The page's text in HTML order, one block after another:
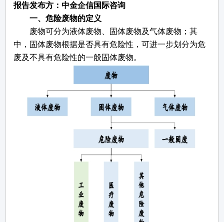
报告发布方：中金企信国际咨询
一、危险废物的定义
废物可分为液体废物、固体废物及气体废物；其
中，固体废物根据是否具有危险性，可进一步划分为危
废及不具有危险性的一般固体废物。